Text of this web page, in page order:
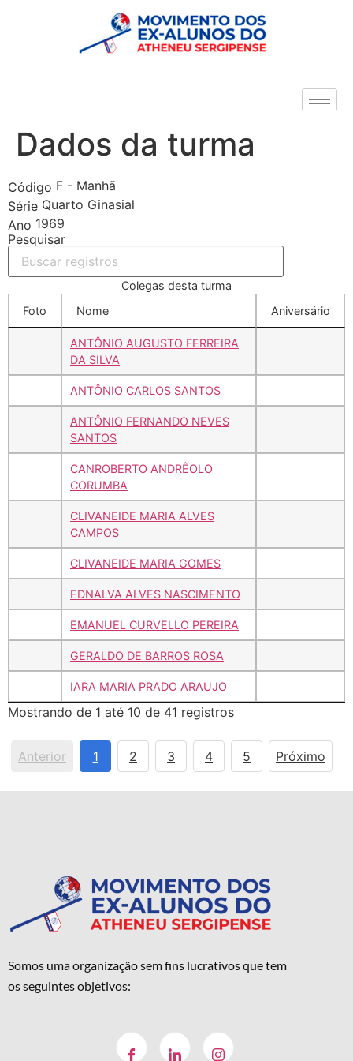
Dados da turma
Código F - Manhã
Série Quarto Ginasial
Ano 1969
Pesquisar
Colegas desta turma
Foto
Nome Aniversário
ANTÔNIO AUGUSTO FERREIRA
DA SILVA
ANTÔNIO CARLOS SANTOS
ANTÔNIO FERNANDO NEVES
SANTOS
CANROBERTO ANDRÊOLO
CORUMBA
CLIVANEIDE MARIA ALVES
CAMPOS
CLIVANEIDE MARIA GOMES
EDNALVA ALVES NASCIMENTO
EMANUEL CURVELLO PEREIRA
GERALDO DE BARROS ROSA
IARA MARIA PRADO ARAUJO
Mostrando de 1 até 10 de 41 registros
Anterior 1 2 3 4 5 Próximo
Somos uma organização sem fins lucrativos que tem
os seguintes objetivos: